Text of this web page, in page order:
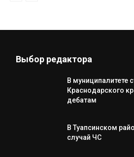
Выбор редактора
В муниципалитете
Краснодарского
дебатам
В Туапсинском
случай ЧС